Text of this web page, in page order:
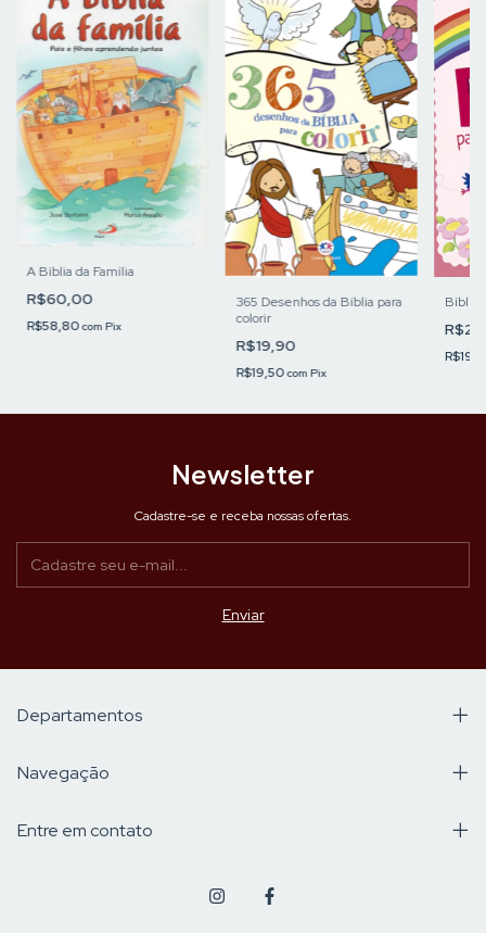
A Bíblia da Família
R$60,00
R$58,80com Pix
365 Desenhos da Bíblia para
colorir
R$19,90
R$19,50com Pix
Bíblia
Newsletter
Cadastre-se e receba nossas ofertas.
Departamentos
Navegação
Entre em contato